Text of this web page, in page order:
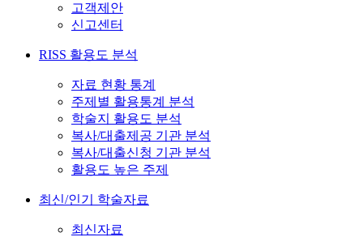
고객제안
신고센터
RISS 활용도 분석
자료 현황 통계
주제별 활용통계 분석
학술지 활용도 분석
복사/대출제공 기관 분석
복사/대출신청 기관 분석
활용도 높은 주제
최신/인기 학술자료
최신자료